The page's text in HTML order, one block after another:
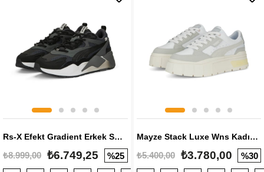
Rs-X Efekt Gradient Erkek Sneaker
₺8.999,00 ₺6.749,25 %25
Mayze Stack Luxe Wns Kadın Sneaker
₺5.400,00 ₺3.780,00 %30